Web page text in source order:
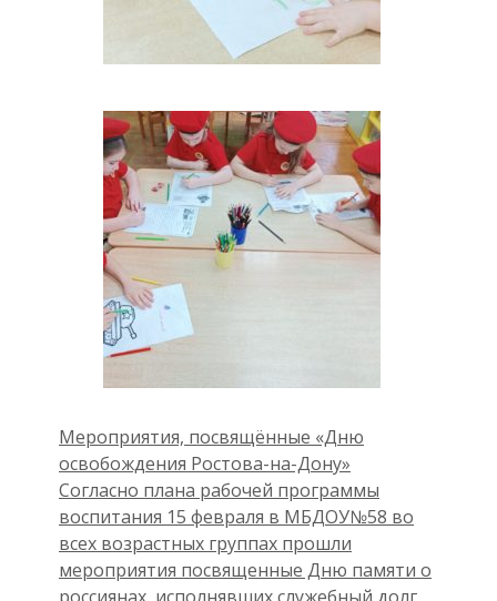
Мероприятия, посвящённые «Дню
освобождения Ростова-на-Дону»
Согласно плана рабочей программы
воспитания 15 февраля в МБДОУ№58 во
всех возрастных группах прошли
мероприятия посвященные Дню памяти о